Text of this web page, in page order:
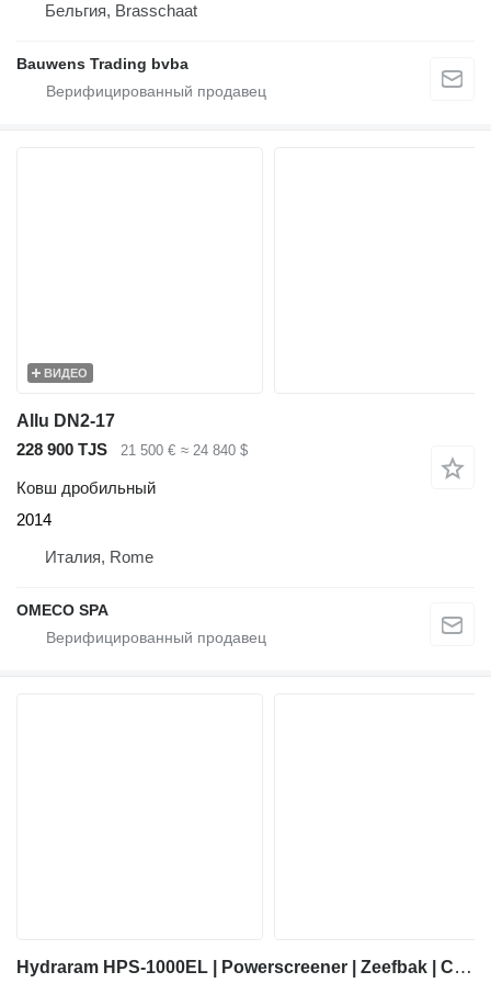
Бельгия, Brasschaat
Bauwens Trading bvba
ВИДЕО
Allu DN2-17
228 900 TJS
21 500 € ≈ 24 840 $
Ковш дробильный
2014
Италия, Rome
OMECO SPA
Hydraram HPS-1000EL | Powerscreener | Zeefbak | CW30 | NEW